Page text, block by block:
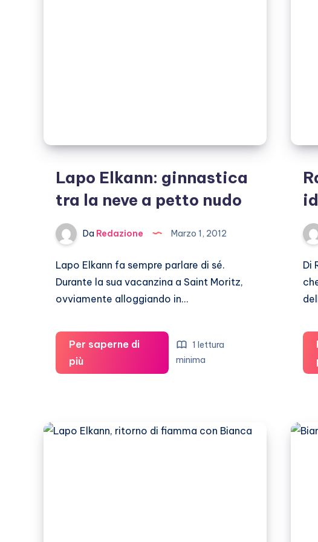
Lapo Elkann: ginnastica
tra la neve a petto nudo
Da Redazione Marzo 1, 2012
Lapo Elkann fa sempre parlare di sé.
Durante la sua vacanzina a Saint Moritz,
ovviamente alloggiando in…
Per saperne di
piùLapo
Elkann:
la
1 lettura
minima
Di